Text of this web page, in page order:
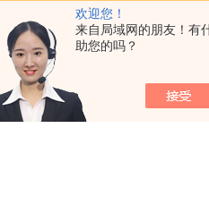
欢迎您！
来自局域网的朋友！有
助您的吗？